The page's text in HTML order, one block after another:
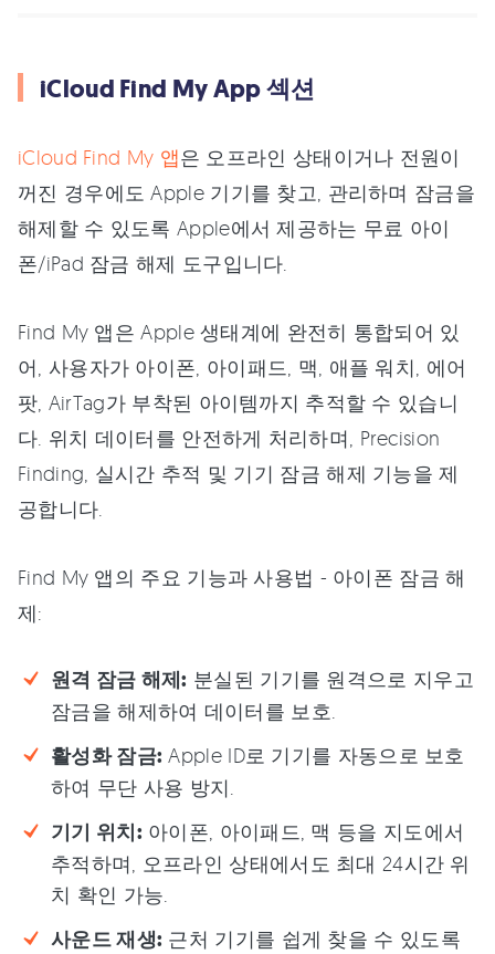
iCloud Find My App 섹션
iCloud Find My 앱은 오프라인 상태이거나 전원이
꺼진 경우에도 Apple 기기를 찾고, 관리하며 잠금을
해제할 수 있도록 Apple에서 제공하는 무료 아이
폰/iPad 잠금 해제 도구입니다.
Find My 앱은 Apple 생태계에 완전히 통합되어 있
어, 사용자가 아이폰, 아이패드, 맥, 애플 워치, 에어
팟, AirTag가 부착된 아이템까지 추적할 수 있습니
다. 위치 데이터를 안전하게 처리하며, Precision
Finding, 실시간 추적 및 기기 잠금 해제 기능을 제
공합니다.
Find My 앱의 주요 기능과 사용법 - 아이폰 잠금 해
제:
원격 잠금 해제: 분실된 기기를 원격으로 지우고
잠금을 해제하여 데이터를 보호.
활성화 잠금: Apple ID로 기기를 자동으로 보호
하여 무단 사용 방지.
기기 위치: 아이폰, 아이패드, 맥 등을 지도에서
추적하며, 오프라인 상태에서도 최대 24시간 위
치 확인 가능.
사운드 재생: 근처 기기를 쉽게 찾을 수 있도록